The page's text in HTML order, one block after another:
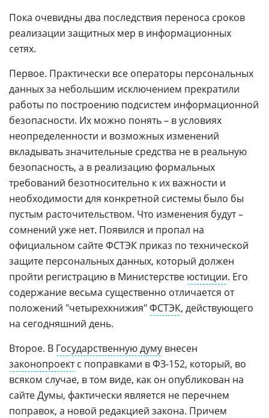
Пока очевидны два последствия переноса сроков
реализации защитных мер в информационных
сетях.
Первое. Практически все операторы персональных
данных за небольшим исключением прекратили
работы по построению подсистем информационной
безопасности. Их можно понять – в условиях
неопределенности и возможных изменений
вкладывать значительные средства не в реальную
безопасность, а в реализацию формальных
требований безотносительно к их важности и
необходимости для конкретной системы было бы
пустым расточительством. Что изменения будут –
сомнений уже нет. Появился и пропал на
официальном сайте ФСТЭК приказ по технической
защите персональных данных, который должен
пройти регистрацию в Министерстве юстиции. Его
содержание весьма существенно отличается от
положений "четырехкнижия"ФСТЭК, действующего
на сегодняшний день.
Второе. В Государственную думу внесен
законопроектс поправками в ФЗ-152, который, во
всяком случае, в том виде, как он опубликован на
сайте Думы, фактически является не перечнем
поправок, а новой редакцией закона. Причем